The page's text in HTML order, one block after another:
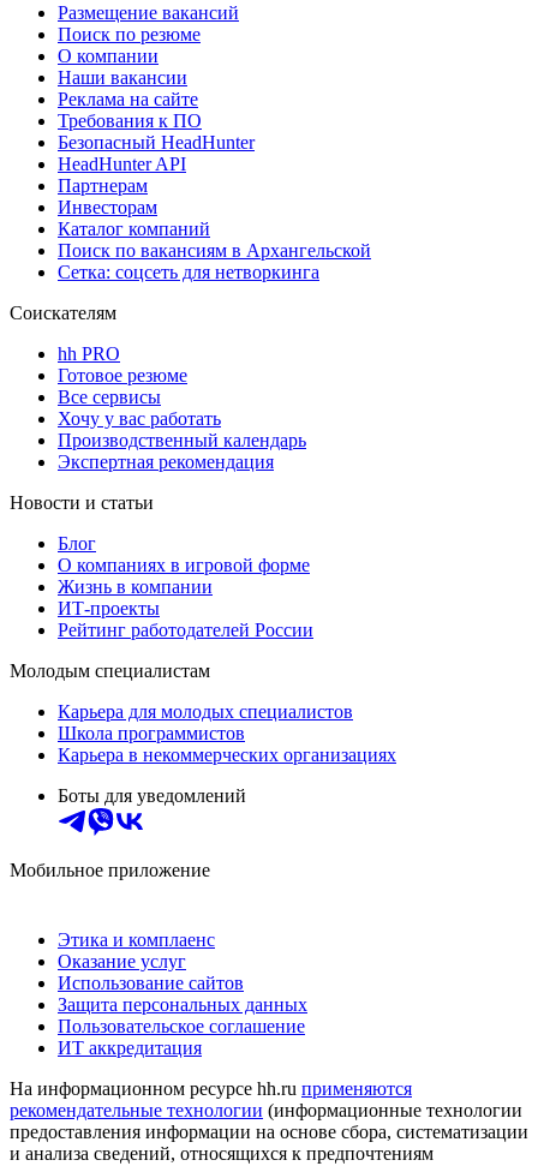
Размещение вакансий
Поиск по резюме
О компании
Наши вакансии
Реклама на сайте
Требования к ПО
Безопасный HeadHunter
HeadHunter API
Партнерам
Инвесторам
Каталог компаний
Поиск по вакансиям в Архангельской
Сетка: соцсеть для нетворкинга
Соискателям
hh PRO
Готовое резюме
Все сервисы
Хочу у вас работать
Производственный календарь
Экспертная рекомендация
Новости и статьи
Блог
О компаниях в игровой форме
Жизнь в компании
ИТ-проекты
Рейтинг работодателей России
Молодым специалистам
Карьера для молодых специалистов
Школа программистов
Карьера в некоммерческих организациях
Боты для уведомлений
Мобильное приложение
Этика и комплаенс
Оказание услуг
Использование сайтов
Защита персональных данных
Пользовательское соглашение
ИТ аккредитация
На информационном ресурсе hh.ru применяются
рекомендательные технологии (информационные технологии
предоставления информации на основе сбора, систематизации
и анализа сведений, относящихся к предпочтениям